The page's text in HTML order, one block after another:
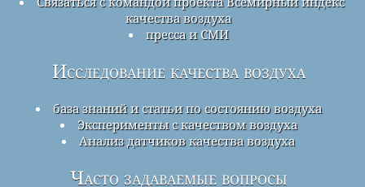
качества воздуха
пресса и СМИ
Исследование качества воздуха
база знаний и статьи по состоянию воздуха
Эксперименты с качеством воздуха
Анализ датчиков качества воздуха
Часто задаваемые вопросы